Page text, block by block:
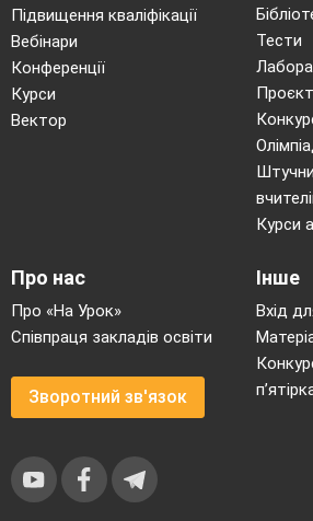
Підвищення кваліфікації
Вебінари
Конференції
Курси
Вектор
Тести
Курси
Про нас
Про «На Урок»
Співпраця закладів освіти
Зворотний зв'язок
Інше
Вхід